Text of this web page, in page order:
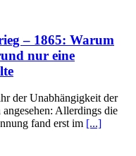
– 1865: Warum
nur eine
der Unabhängigkeit der
Allerdings die
fand erst im [...]